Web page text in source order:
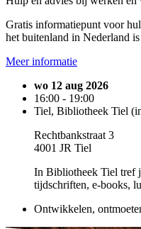
Gratis informatiepunt voor
het buitenland in Nederland
Meer informatie
wo 12 aug 2026
16:00 - 19:00
Tiel, Bibliotheek Tiel
Rechtbankstraat 3
4001 JR Tiel
In Bibliotheek Tiel tref
tijdschriften, e-books,
Ontwikkelen,